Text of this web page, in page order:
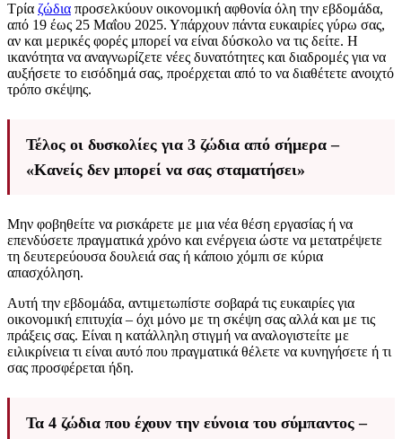
Τρία ζώδια προσελκύουν οικονομική αφθονία όλη την εβδομάδα,
από 19 έως 25 Μαΐου 2025. Υπάρχουν πάντα ευκαιρίες γύρω σας,
αν και μερικές φορές μπορεί να είναι δύσκολο να τις δείτε. Η
ικανότητα να αναγνωρίζετε νέες δυνατότητες και διαδρομές για να
αυξήσετε το εισόδημά σας, προέρχεται από το να διαθέτετε ανοιχτό
τρόπο σκέψης.
Τέλος οι δυσκολίες για 3 ζώδια από σήμερα –
«Κανείς δεν μπορεί να σας σταματήσει»
Μην φοβηθείτε να ρισκάρετε με μια νέα θέση εργασίας ή να
επενδύσετε πραγματικά χρόνο και ενέργεια ώστε να μετατρέψετε
τη δευτερεύουσα δουλειά σας ή κάποιο χόμπι σε κύρια
απασχόληση.
Αυτή την εβδομάδα, αντιμετωπίστε σοβαρά τις ευκαιρίες για
οικονομική επιτυχία – όχι μόνο με τη σκέψη σας αλλά και με τις
πράξεις σας. Είναι η κατάλληλη στιγμή να αναλογιστείτε με
ειλικρίνεια τι είναι αυτό που πραγματικά θέλετε να κυνηγήσετε ή τι
σας προσφέρεται ήδη.
Τα 4 ζώδια που έχουν την εύνοια του σύμπαντος –